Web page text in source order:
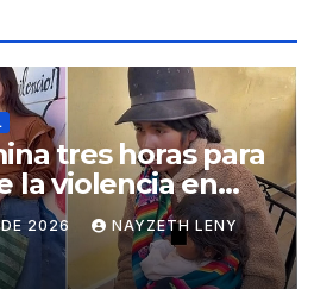
tres horas para
la violencia en
2026 NAYZETH LENY